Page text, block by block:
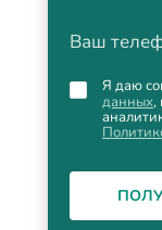
Ваш
Я даю
данных,